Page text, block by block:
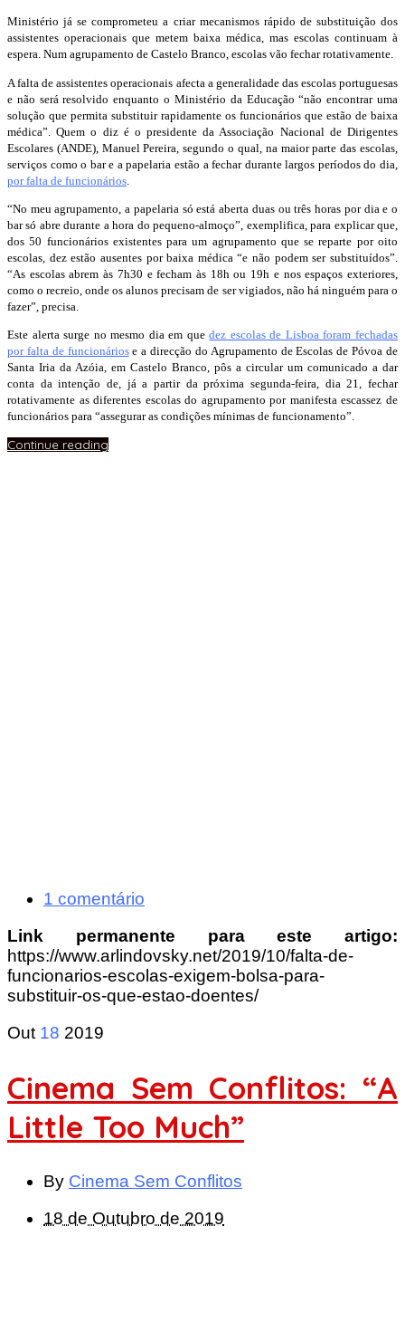
Ministério já se comprometeu a criar mecanismos rápido de substituição dos
assistentes operacionais que metem baixa médica, mas escolas continuam à
espera. Num agrupamento de Castelo Branco, escolas vão fechar rotativamente.
A falta de assistentes operacionais afecta a generalidade das escolas portuguesas
e não será resolvido enquanto o Ministério da Educação “não encontrar uma
solução que permita substituir rapidamente os funcionários que estão de baixa
médica”. Quem o diz é o presidente da Associação Nacional de Dirigentes
Escolares (ANDE), Manuel Pereira, segundo o qual, na maior parte das escolas,
serviços como o bar e a papelaria estão a fechar durante largos períodos do dia,
por falta de funcionários
“No meu agrupamento, a papelaria só está aberta duas ou três horas por dia e o
bar só abre durante a hora do pequeno-almoço”, exemplifica, para explicar que,
dos 50 funcionários existentes para um agrupamento que se reparte por oito
escolas, dez estão ausentes por baixa médica “e não podem ser substituídos”.
“As escolas abrem às 7h30 e fecham às 18h ou 19h e nos espaços exteriores,
como o recreio, onde os alunos precisam de ser vigiados, não há ninguém para o
fazer”, precisa.
Este alerta surge no mesmo dia em quedez escolas de Lisboa foram fechadas
por falta de funcionáriose a direcção do Agrupamento de Escolas de Póvoa de
Santa Iria da Azóia, em Castelo Branco, pôs a circular um comunicado a dar
conta da intenção de, já a partir da próxima segunda-feira, dia 21, fechar
rotativamente as diferentes escolas do agrupamento por manifesta escassez de
funcionários para “assegurar as condições mínimas de funcionamento”.
Continue reading
1 comentário
Link permanente para este artigo:
https://www.arlindovsky.net/2019/10/falta-de-
funcionarios-escolas-exigem-bolsa-para-
substituir-os-que-estao-doentes/
Out 18 2019
Cinema Sem Conflitos: “A
Little Too Much”
By Cinema Sem Conflitos
18 de Outubro de 2019